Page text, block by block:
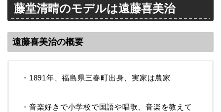
藤堂清晴のモデルは遠藤喜美治
遠藤喜美治の概要
・1891年、福島県三春町出身、実家は農家
・音楽好きで小学校で国語や唱歌、音楽を教えて